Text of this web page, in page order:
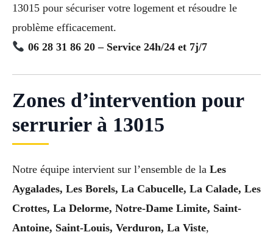
13015 pour sécuriser votre logement et résoudre le
problème efficacement.
06 28 31 86 20 – Service 24h/24 et 7j/7
Zones d’intervention pour
serrurier à 13015
Notre équipe intervient sur l’ensemble de la Les
Aygalades, Les Borels, La Cabucelle, La Calade, Les
Crottes, La Delorme, Notre-Dame Limite, Saint-
Antoine, Saint-Louis, Verduron, La Viste,